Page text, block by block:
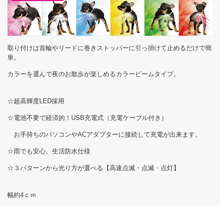
取り付けは首輪やリードに巻きストッパーに引っ掛けて止めるだけで簡
単。
カラーを選んで夜のお散歩が楽しめるカラービームタイプ。
☆超高輝度LED採用
☆電池不要で経済的！USB充電式（充電ケーブル付き）
お手持ちのパソコンやACアダプターに接続して充電が出来ます。
☆雨でも安心。生活防水仕様
☆３パターンから光り方が選べる【高速点滅・点滅・点灯】
幅約4ｃｍ